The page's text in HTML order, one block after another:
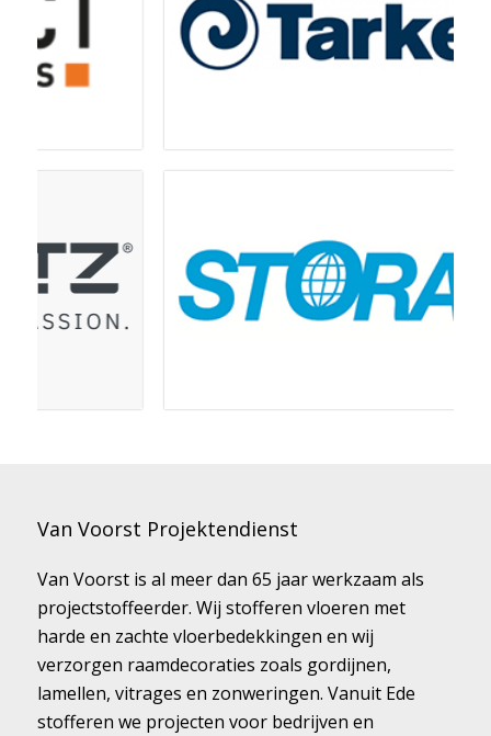
Van Voorst Projektendienst
Van Voorst is al meer dan 65 jaar werkzaam als
projectstoffeerder. Wij stofferen vloeren met
harde en zachte vloerbedekkingen en wij
verzorgen raamdecoraties zoals gordijnen,
lamellen, vitrages en zonweringen. Vanuit Ede
stofferen we projecten voor bedrijven en